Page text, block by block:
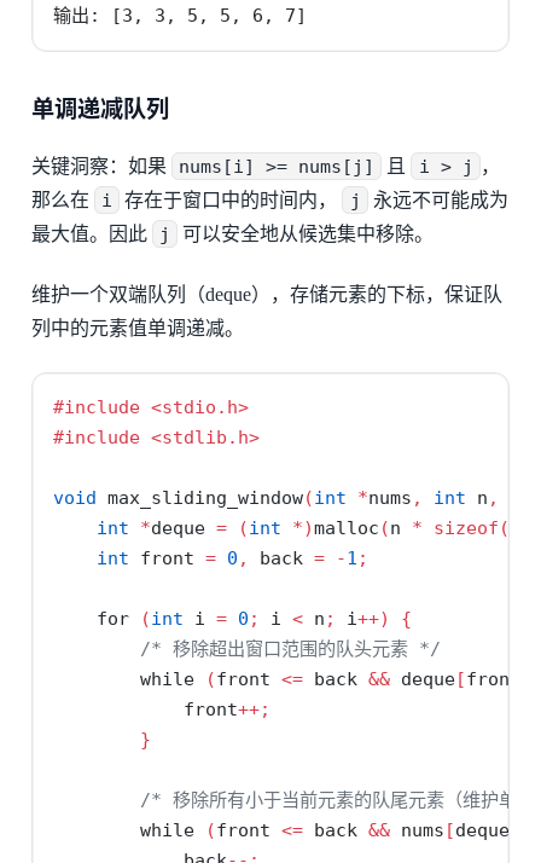
输出: [3, 3, 5, 5, 6, 7]
单调递减队列
关键洞察：如果 nums[i] >= nums[j] 且 i > j
，
那么在
i 存在于窗口中的时间内， j
永远不可能成为
最大值。因此
j 可以安全地从候选集中移除。
维护一个双端队列（deque），存储元素的下标，保证队
列中的元素值单调递减。
#include <stdio.h>
#include <stdlib.h>
void max_sliding_window(int *nums , int n ,
int
*deque = (int *)malloc (n * sizeof (
int front = 0 , back = -1 ;
for (int i = 0 ; i < n ; i++)
{
/* 移除超出窗口范围的队头元素 */
while
(front <= back && deque [front
            front
++;
}
/* 移除所有小于当前元素的队尾元素（维护单
while
(front <= back && nums [deque